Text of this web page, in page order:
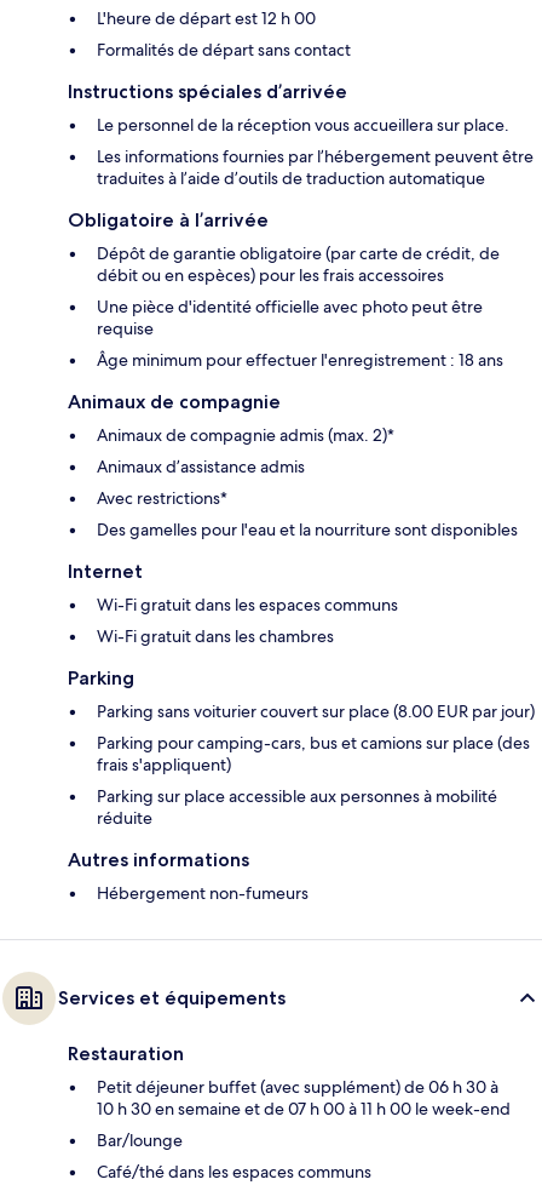
L'heure de départ est 12 h 00
Formalités de départ sans contact
Instructions spéciales d’arrivée
Le personnel de la réception vous accueillera sur place.
Les informations fournies par l’hébergement peuvent être
traduites à l’aide d’outils de traduction automatique
Obligatoire à l’arrivée
Dépôt de garantie obligatoire (par carte de crédit, de
débit ou en espèces) pour les frais accessoires
Une pièce d'identité officielle avec photo peut être
requise
Âge minimum pour effectuer l'enregistrement : 18 ans
Animaux de compagnie
Animaux de compagnie admis (max. 2)*
Animaux d’assistance admis
Avec restrictions*
Des gamelles pour l'eau et la nourriture sont disponibles
Internet
Wi-Fi gratuit dans les espaces communs
Wi-Fi gratuit dans les chambres
Parking
Parking sans voiturier couvert sur place (8.00 EUR par jour)
Parking pour camping-cars, bus et camions sur place (des
frais s'appliquent)
Parking sur place accessible aux personnes à mobilité
réduite
Autres informations
Hébergement non-fumeurs
Services et équipements
Restauration
Petit déjeuner buffet (avec supplément) de 06 h 30 à
10 h 30 en semaine et de 07 h 00 à 11 h 00 le week-end
Bar/lounge
Café/thé dans les espaces communs